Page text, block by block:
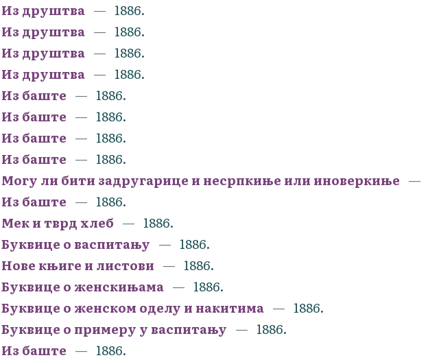
Из друштва
1886.
Из друштва
1886.
Из друштва
1886.
Из друштва
1886.
Из баште
1886.
Из баште
1886.
Из баште
1886.
Из баште
1886.
Могу ли бити задругарице и несрпкиње или иноверкиње
Из баште
1886.
Мек и тврд хлеб
1886.
Буквице о васпитању
1886.
Нове књиге и листови
1886.
Буквице о женскињама
1886.
Буквице о женском оделу и накитима
1886.
Буквице о примеру у васпитању
1886.
Из баште
1886.